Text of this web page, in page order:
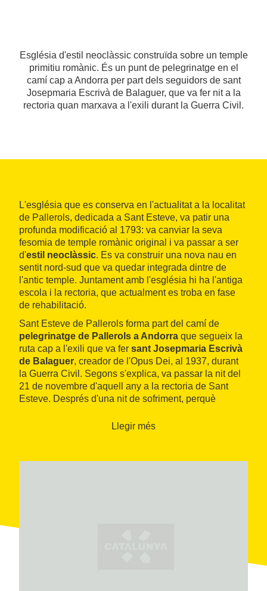
Església d'estil neoclàssic construïda sobre un temple
primitiu romànic. És un punt de pelegrinatge en el
camí cap a Andorra per part dels seguidors de sant
Josepmaria Escrivà de Balaguer, que va fer nit a la
rectoria quan marxava a l'exili durant la Guerra Civil.
L'església que es conserva en l'actualitat a la localitat
de Pallerols, dedicada a Sant Esteve, va patir una
profunda modificació al 1793: va canviar la seva
fesomia de temple romànic original i va passar a ser
d'estil neoclàssic. Es va construir una nova nau en
sentit nord-sud que va quedar integrada dintre de
l'antic temple. Juntament amb l'església hi ha l'antiga
escola i la rectoria, que actualment es troba en fase
de rehabilitació.
Sant Esteve de Pallerols forma part del camí de
pelegrinatge de Pallerols a Andorra que segueix la
ruta cap a l'exili que va fer sant Josepmaria Escrivà
de Balaguer, creador de l'Opus Dei, al 1937, durant
la Guerra Civil. Segons s'explica, va passar la nit del
21 de novembre d'aquell any a la rectoria de Sant
Esteve. Després d'una nit de sofriment, perquè
Espanya, l'endemà va trobar a l'església una rosa de
Llegir més